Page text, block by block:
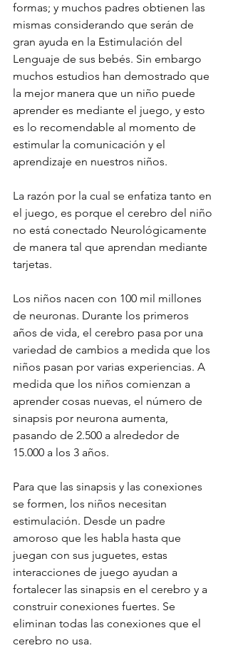
formas; y muchos padres obtienen las
mismas considerando que serán de
gran ayuda en la Estimulación del
Lenguaje de sus bebés. Sin embargo
muchos estudios han demostrado que
la mejor manera que un niño puede
aprender es mediante el juego, y esto
es lo recomendable al momento de
estimular la comunicación y el
aprendizaje en nuestros niños.
La razón por la cual se enfatiza tanto en
el juego, es porque el cerebro del niño
no está conectado Neurológicamente
de manera tal que aprendan mediante
tarjetas.
Los niños nacen con 100 mil millones
de neuronas. Durante los primeros
años de vida, el cerebro pasa por una
variedad de cambios a medida que los
niños pasan por varias experiencias. A
medida que los niños comienzan a
aprender cosas nuevas, el número de
sinapsis por neurona aumenta,
pasando de 2.500 a alrededor de
15.000 a los 3 años.
Para que las sinapsis y las conexiones
se formen, los niños necesitan
estimulación. Desde un padre
amoroso que les habla hasta que
juegan con sus juguetes, estas
interacciones de juego ayudan a
fortalecer las sinapsis en el cerebro y a
construir conexiones fuertes. Se
eliminan todas las conexiones que el
cerebro no usa.